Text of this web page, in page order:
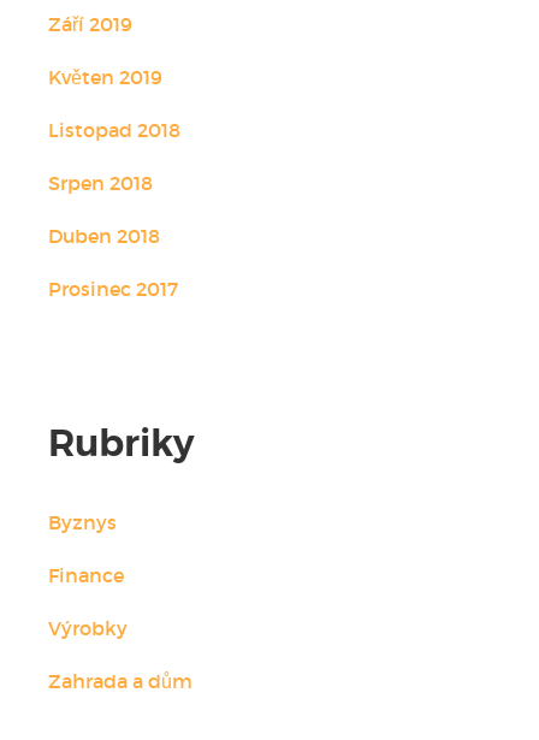
Září 2019
Květen 2019
Listopad 2018
Srpen 2018
Duben 2018
Prosinec 2017
Rubriky
Byznys
Finance
Výrobky
Zahrada a dům